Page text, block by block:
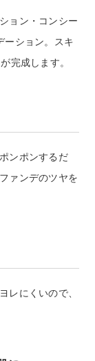
ョン・コンシー
ーション。スキ
完成します。
ンポンするだ
ァンデのツヤを
レにくいので、